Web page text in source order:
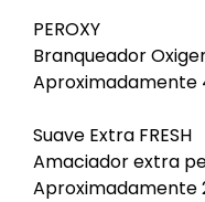
PEROXY
Branqueador
Aproximadamente
Suave Extra FRESH
Amaciador extra
Aproximadamente